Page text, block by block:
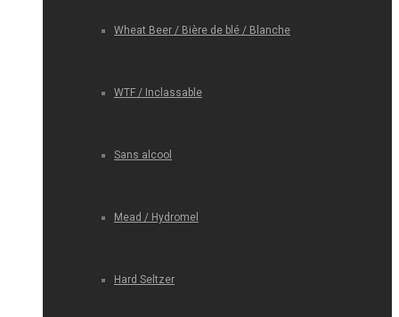
Wheat Beer / Bière de blé / Blanche
WTF / Inclassable
Sans alcool
Mead / Hydromel
Hard Seltzer